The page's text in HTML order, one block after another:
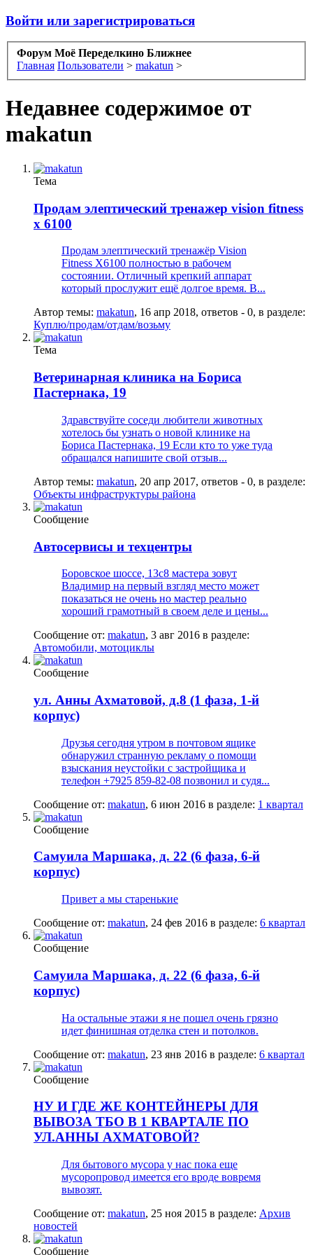
Войти или зарегистрироваться
Форум Моё Переделкино Ближнее
Главная Пользователи > makatun >
Недавнее содержимое от
makatun
Тема
Продам элептический тренажер vision fitness
x 6100
Продам элептический тренажёр Vision
Fitness X6100 полностью в рабочем
состоянии. Отличный крепкий аппарат
который прослужит ещё долгое время. В...
Автор темы: makatun, 16 апр 2018, ответов - 0, в разделе:
Куплю/продам/отдам/возьму
Тема
Ветеринарная клиника на Бориса
Пастернака, 19
Здравствуйте соседи любители животных
хотелось бы узнать о новой клинике на
Бориса Пастернака, 19 Если кто то уже туда
обращался напишите свой отзыв...
Автор темы: makatun, 20 апр 2017, ответов - 0, в разделе:
Объекты инфраструктуры района
Сообщение
Автосервисы и техцентры
Боровское шоссе, 13с8 мастера зовут
Владимир на первый взгляд место может
показаться не очень но мастер реально
хороший грамотный в своем деле и цены...
Сообщение от: makatun, 3 авг 2016 в разделе:
Автомобили, мотоциклы
Сообщение
ул. Анны Ахматовой, д.8 (1 фаза, 1-й
корпус)
Друзья сегодня утром в почтовом ящике
обнаружил странную рекламу о помощи
взыскания неустойки с застройщика и
телефон +7925 859-82-08 позвонил и судя...
Сообщение от: makatun, 6 июн 2016 в разделе: 1 квартал
Сообщение
Самуила Маршака, д. 22 (6 фаза, 6-й
корпус)
Привет а мы старенькие
Сообщение от: makatun, 24 фев 2016 в разделе: 6 квартал
Сообщение
Самуила Маршака, д. 22 (6 фаза, 6-й
корпус)
На остальные этажи я не пошел очень грязно
идет финишная отделка стен и потолков.
Сообщение от: makatun, 23 янв 2016 в разделе: 6 квартал
Сообщение
НУ И ГДЕ ЖЕ КОНТЕЙНЕРЫ ДЛЯ
ВЫВОЗА ТБО В 1 КВАРТАЛЕ ПО
УЛ.АННЫ АХМАТОВОЙ?
Для бытового мусора у нас пока еще
мусоропровод имеется его вроде вовремя
вывозят.
Сообщение от: makatun, 25 ноя 2015 в разделе: Архив
новостей
Сообщение